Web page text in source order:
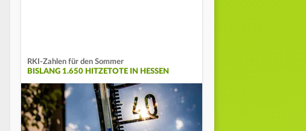
RKI-Zahlen für den Sommer
BISLANG 1.650 HITZETOTE IN HESSEN